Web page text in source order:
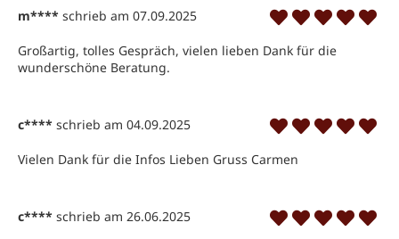
m**** schrieb am 07.09.2025
Großartig, tolles Gespräch, vielen lieben Dank für die
wunderschöne Beratung.
c**** schrieb am 04.09.2025
Vielen Dank für die Infos Lieben Gruss Carmen
c**** schrieb am 26.06.2025